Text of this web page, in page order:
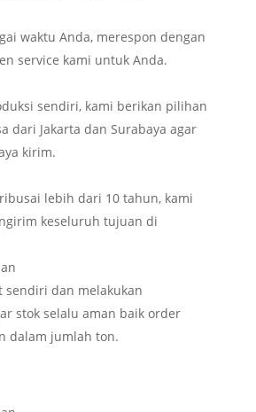
waktu Anda, merespon dengan
service kami untuk Anda.
sendiri, kami berikan pilihan
dari Jakarta dan Surabaya agar
kirim.
lebih dari 10 tahun, kami
keseluruh tujuan di
sendiri dan melakukan
stok selalu aman baik order
dalam jumlah ton.